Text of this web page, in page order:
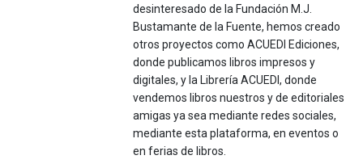
desinteresado de la Fundación M.J.
Bustamante de la Fuente, hemos creado
otros proyectos como ACUEDI Ediciones,
donde publicamos libros impresos y
digitales, y la Librería ACUEDI, donde
vendemos libros nuestros y de editoriales
amigas ya sea mediante redes sociales,
mediante esta plataforma, en eventos o
en ferias de libros.